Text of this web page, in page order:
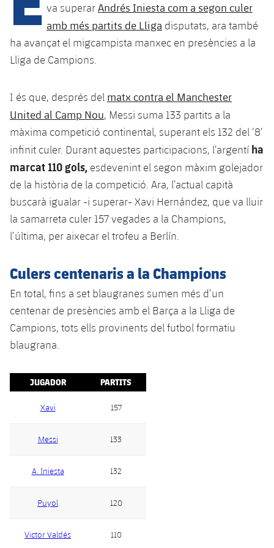
plusicon
més
Spotify Camp Nou
Palau Blaugrana
Estadi Johan Cruyff
Barça Cafe
Ciutat Esportiva
La Masia
plusicon
més
Serveis Mèdics
Accessibilitat
Instal·lacions
SUB13
SUB12
SUB11 B
SUB10 A
SUB10 B
SUB9 A
SUB9 B
SUB8 A
SUB8 B
SUB13 B
SUB12 C
Entrades
Gameday Shows
Resultats
Classificacions
Jugadors
Fotos
Història
Base
Barça Atlètic
Junior
Cadet A
Cadet B
Infantil B
Mini
Campus Estiu
PLUSICON
MÉS
Primer Equip
Actualitat
Calendari
Entrades
Classificació
Història
Palmarès
Barça Atlètic
plusicon
més
Actualitat
Calendari
Resultats
Fotos
Base
plusicon
més
Actualitat
Juvenil
Cadet A
Infantil A
Infantil B
PLUSICON
MÉS
Primer equip
plusicon
més
Actualitat
Calendari
Entrades
Resultats
Jugadors
Barça Atlètic
plusicon
més
Actualitat
Calendari
Resultats
Classificació
Base
plusicon
més
Actualitat
Juvenil
Campus Verano
PLUSICON
MÉS
plusicon
més
Actualitat
Barça Atlètic
plusicon
més
Actualitat
Calendari
Resultats
Base
plusicon
més
Actualitat
Barça C
Junior
Campus Estiu
Informació general
plusicon
més
va superarAndrés Iniesta com a segon culer
amb més partits de Lliga disputats, ara també
ha avançat el migcampista manxec en presències a la
Lliga de Campions.
I és que, després del matx contra el Manchester
United al Camp Nou, Messi suma 133 partits a la
màxima competició continental, superant els 132 del ‘8’
infinit culer. Durant aquestes participacions, l’argentí ha
marcat 110 gols, esdevenint el segon màxim golejador
de la història de la competició. Ara, l’actual capità
buscarà igualar -i superar- Xavi Hernández, que va lluir
la samarreta culer 157 vegades a la Champions,
l’última, per aixecar el trofeu a Berlín.
Culers centenaris a la Champions
En total, fins a set blaugranes sumen més d’un
centenar de presències amb el Barça a la Lliga de
Campions, tots ells provinents del futbol formatiu
blaugrana.
JUGADOR PARTITS
Xavi 157
Messi 133
A. Iniesta 132
Puyol 120
Victor Valdés 110